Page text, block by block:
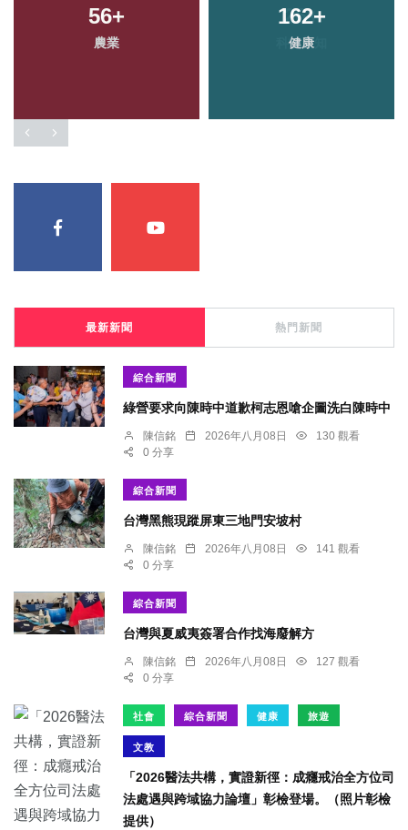
56+
農業
162+
健康
最新新聞 熱門新聞
綜合新聞
綠營要求向陳時中道歉柯志恩嗆企圖洗白陳時中
陳信銘 2026年八月08日
130 觀看
0 分享
綜合新聞
台灣黑熊現蹤屏東三地門安坡村
陳信銘 2026年八月08日
141 觀看
0 分享
綜合新聞
台灣與夏威夷簽署合作找海廢解方
陳信銘 2026年八月08日
127 觀看
0 分享
社會 綜合新聞 健康 旅遊
文教
「2026醫法共構，實證新徑：成癮戒治全方位司
法處遇與跨域協力論壇」彰檢登場。（照片彰檢
提供）